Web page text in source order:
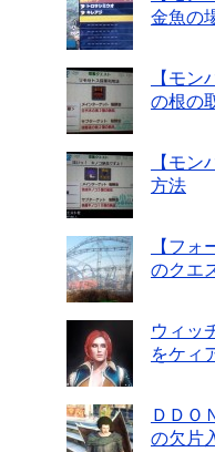
金魚の
【モ
の根の
【モ
方法
【フ
のクエ
ウィッ
をケィ
ＤＤＯ
の欠片